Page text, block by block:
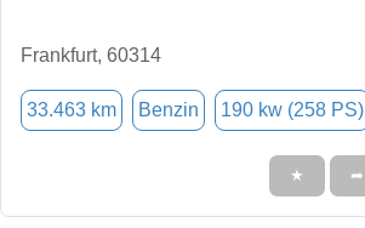
Frankfurt, 60314
33.463 km Benzin 190 kw (258 PS)
★ ➦